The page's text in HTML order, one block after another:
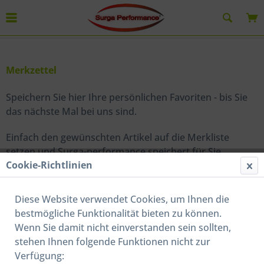
Merkzettel
Merkzettel
Speichern Sie hier Ihre persönlichen Favoriten - bis Sie
das nächste Mal bei uns sind.
Einfach den gewünschten Artikel auf die Merkliste
setzen und Surga-performance speichert für Sie
automatisch Ihre persönliche Merkliste. So können Sie
bequem bei einem späteren Besuch Ihre vorgemerkten
Artikel wieder abrufen.
Service Hotline
Cookie-Richtlinien
Diese Website verwendet Cookies, um Ihnen die
bestmögliche Funktionalität bieten zu können.
Wenn Sie damit nicht einverstanden sein sollten,
stehen Ihnen folgende Funktionen nicht zur
Verfügung: